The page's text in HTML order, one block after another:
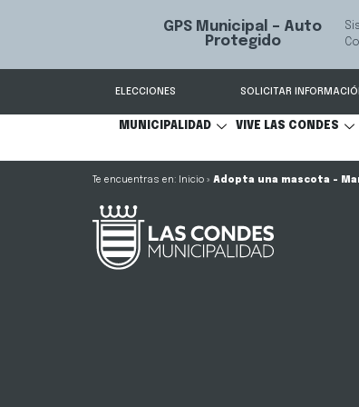
GPS Municipal – Auto
Protegido
ELECCIONES SOLICITAR
MUNICIPALIDAD VIVE LAS CONDES
Inicio » Adopta una mascota –